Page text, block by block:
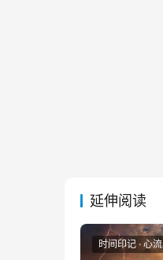
延伸阅读
时间印记 · 心流